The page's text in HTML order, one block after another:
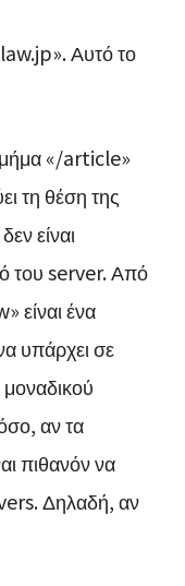
Αυτό το
«/article»
τη θέση της
είναι
του server. Από
είναι ένα
υπάρχει σε
αν τα
πιθανόν να
Δηλαδή, αν